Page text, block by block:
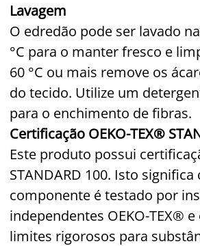
Lavagem
O edredão pode ser lavado
°C para o manter fresco e
60 °C ou mais remove os
do tecido. Utilize um
para o enchimento de fibras.
Certificação OEKO-TEX®
Este produto possui
STANDARD 100. Isto significa
componente é testado por
independentes OEKO-TEX®
limites rigorosos para